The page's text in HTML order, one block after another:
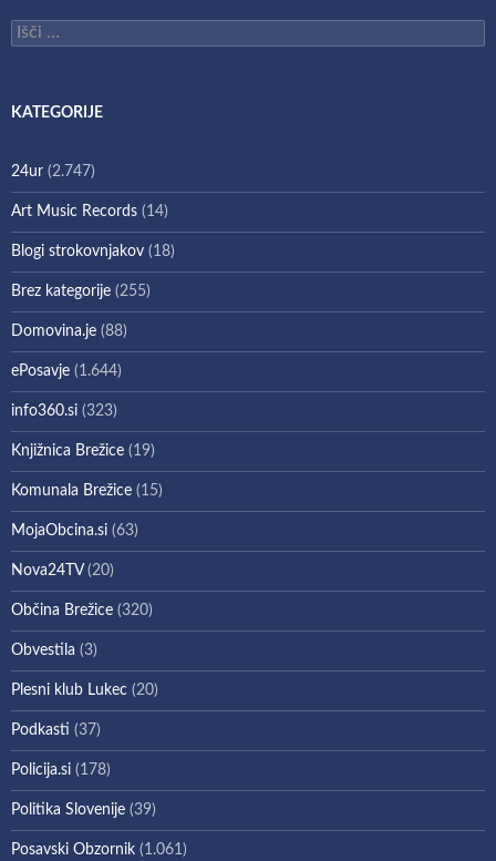
Išči:
KATEGORIJE
24ur (2.747)
Art Music Records (14)
Blogi strokovnjakov (18)
Brez kategorije (255)
Domovina.je (88)
ePosavje (1.644)
info360.si (323)
Knjižnica Brežice (19)
Komunala Brežice (15)
MojaObcina.si (63)
Nova24TV(20)
Občina Brežice (320)
Obvestila (3)
Plesni klub Lukec (20)
Podkasti (37)
Policija.si (178)
Politika Slovenije (39)
Posavski Obzornik (1.061)